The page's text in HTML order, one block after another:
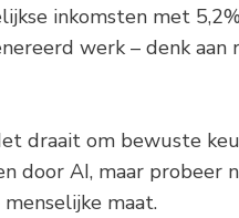
inkomsten met
werk – denk aan
draait om bewuste
door AI, maar probeer
maat.